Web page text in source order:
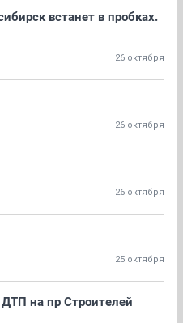
встанет в пробках.
26 октября
26 октября
26 октября
25 октября
на пр Строителей